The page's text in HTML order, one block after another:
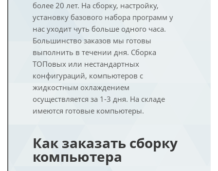
более 20 лет. На сборку, настройку,
установку базового набора программ у
нас уходит чуть больше одного часа.
Большинство заказов мы готовы
выполнить в течении дня. Сборка
ТОПовых или нестандартных
конфигураций, компьютеров с
жидкостным охлаждением
осуществляется за 1-3 дня. На складе
имеются готовые компьютеры.
Как заказать сборку
компьютера